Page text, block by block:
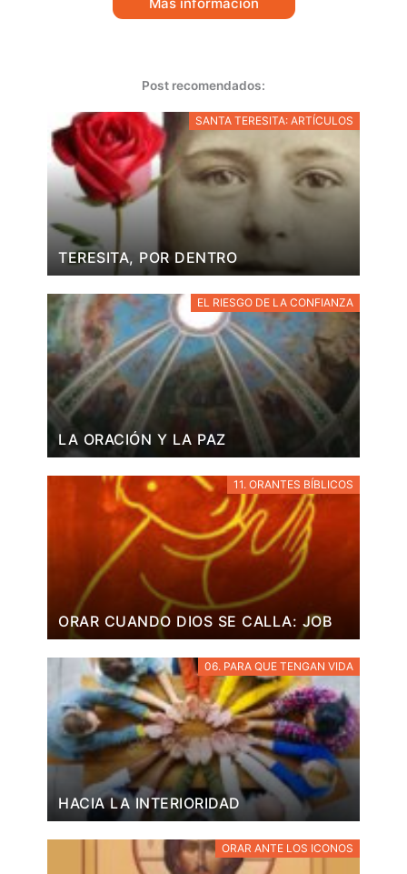
Más información
Post recomendados:
SANTA TERESITA: ARTÍCULOS
TERESITA, POR DENTRO
EL RIESGO DE LA CONFIANZA
LA ORACIÓN Y LA PAZ
11. ORANTES BÍBLICOS
ORAR CUANDO DIOS SE CALLA: JOB
06. PARA QUE TENGAN VIDA
HACIA LA INTERIORIDAD
ORAR ANTE LOS ICONOS